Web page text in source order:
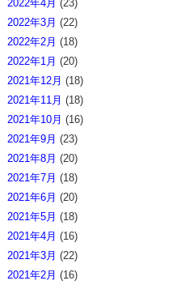
2022年4月 (23)
2022年3月 (22)
2022年2月 (18)
2022年1月 (20)
2021年12月 (18)
2021年11月 (18)
2021年10月 (16)
2021年9月 (23)
2021年8月 (20)
2021年7月 (18)
2021年6月 (20)
2021年5月 (18)
2021年4月 (16)
2021年3月 (22)
2021年2月 (16)